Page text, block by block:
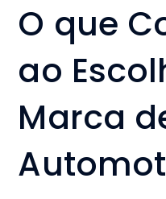
O que
ao
Marca